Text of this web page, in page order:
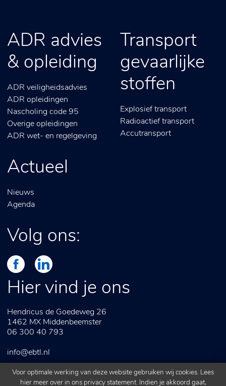
Voor optimale werking van deze website gebruiken wij cookies. Lees
hier meer over in ons privacy statement. Indien je akkoord gaat,
ADR advies
& opleiding
ADR veiligheidsadvies
ADR opleidingen
Nascholing code 95
Overige opleidingen
ADR wet- en regelgeving
Transport
gevaarlijke
stoffen
Explosief transport
Radioactief transport
Accutransport
Actueel
Nieuws
Agenda
Volg ons:
Hier vind je ons
Hendricus de Goedeweg 26
1462 MX Middenbeemster
06 300 40 793
info@ebtl.nl